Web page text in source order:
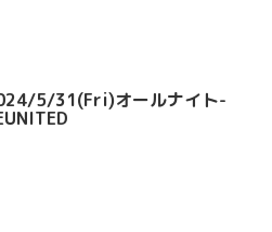
5/31(Fri)オールナイト-